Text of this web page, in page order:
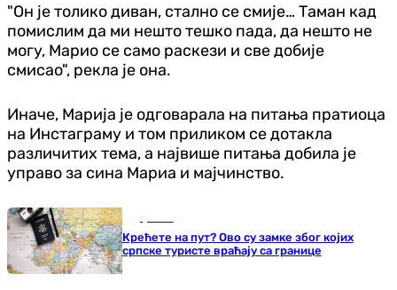
"Он је толико диван, стално се смије… Таман кад
помислим да ми нешто тешко пада, да нешто не
могу, Марио се само раскези и све добије
смисао", рекла је она.
Иначе, Марија је одговарала на питања пратиоца
на Инстаграму и том приликом се дотакла
различитих тема, а највише питања добила је
управо за сина Мариа и мајчинство.
Крећете на пут? Ово су замке због којих
српске туристе враћају са границе